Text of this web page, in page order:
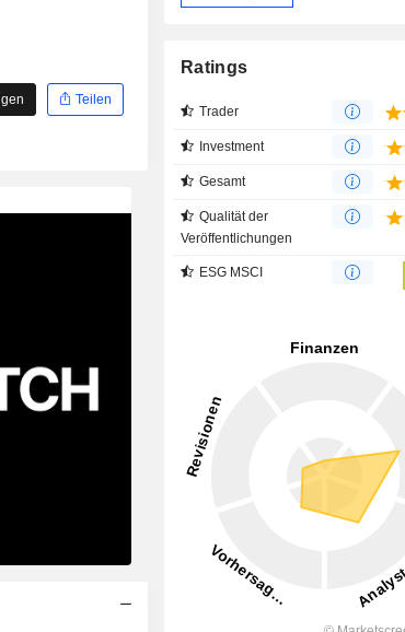
Teilen
Ratings
Trader
Investment
Gesamt
Qualität der
Veröffentlichungen
ESG MSCI